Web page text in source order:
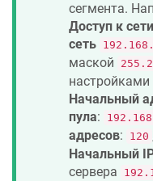
сегмента.
Доступ к сети
сеть
маской
настройками
Начальный
пула:
адресов: 120
Начальный
сервера